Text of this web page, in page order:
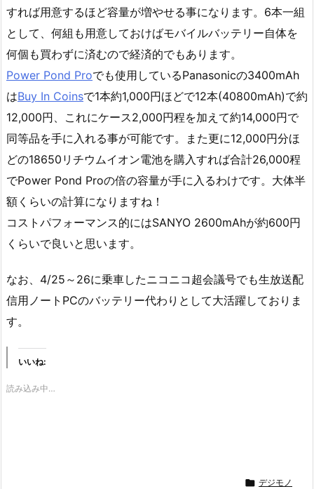
すれば用意するほど容量が増やせる事になります。6本一組
として、何組も用意しておけばモバイルバッテリー自体を
何個も買わずに済むので経済的でもあります。
Power Pond Proでも使用しているPanasonicの3400mAh
はBuy In Coinsで1本約1,000円ほどで12本(40800mAh)で約
12,000円、これにケース2,000円程を加えて約14,000円で
同等品を手に入れる事が可能です。また更に12,000円分ほ
どの18650リチウムイオン電池を購入すれば合計26,000程
でPower Pond Proの倍の容量が手に入るわけです。大体半
額くらいの計算になりますね！
コストパフォーマンス的にはSANYO 2600mAhが約600円
くらいで良いと思います。
なお、4/25～26に乗車したニコニコ超会議号でも生放送配
信用ノートPCのバッテリー代わりとして大活躍しておりま
す。
いいね:
読み込み中…
 デジモノ